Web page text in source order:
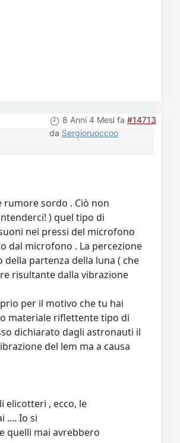
8 Anni 4 Mesi fa #14713
da Sergioruoccoo
rumore sordo . Ciò non
) quel tipo di
nei pressi del microfono
dal microfono . La percezione
partenza della luna ( che
risultante dalla vibrazione
per il motivo che tu hai
materiale riflettente tipo di
dichiarato dagli astronauti il
del lem ma a causa
elicotteri , ecco, le
.... Io si
quelli mai avrebbero